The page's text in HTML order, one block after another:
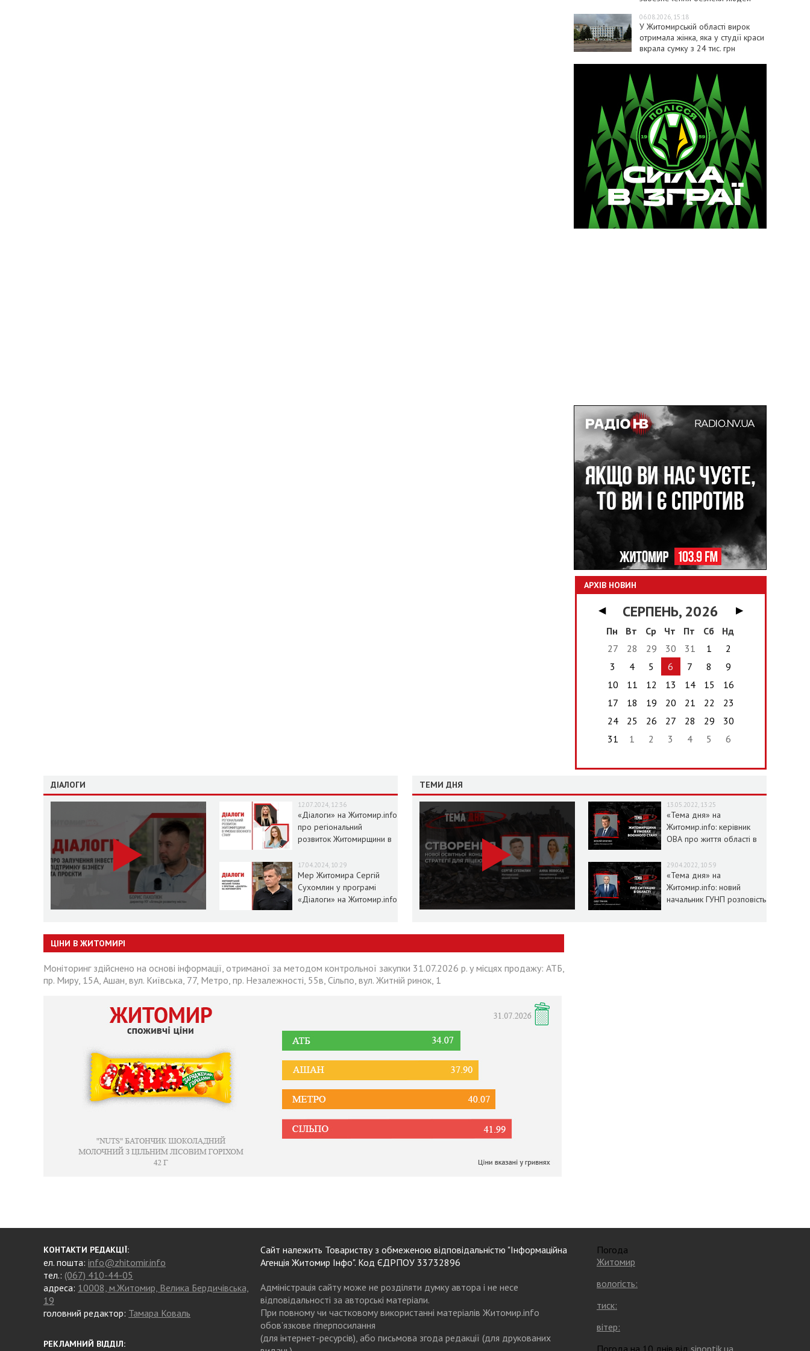
06.08.2026, 15:18
У Житомирській області вирок
отримала жінка, яка у студії краси
вкрала сумку з 24 тис. грн
АРХІВ НОВИН
◀ СЕРПЕНЬ, 2026
▶
Пн
Вт Ср Чт Пт Сб
Нд
27
28 29 30 31 1
2
3
4 5 6 7 8
9
10
11 12 13 14 15
16
17
18 19 20 21 22
23
24
25 26 27 28 29
30
31
1 2 3 4 5 6
ДІАЛОГИ
12.07.2024, 12:36
«Діалоги» на Житомир.info
про регіональний
розвиток Житомирщини в
17.04.2024, 10:29
Мер Житомира Сергій
Сухомлин у програмі
«Діалоги» на Житомир.info
ТЕМИ ДНЯ
13.05.2022, 13:25
«Тема дня» на
Житомир.info: керівник
ОВА про життя області в
29.04.2022, 10:59
«Тема дня» на
Житомир.info: новий
начальник ГУНП розповість
ЦІНИ В ЖИТОМИРІ
Моніторинг здійснено на основі інформації, отриманої за методом контрольної закупки 31.07.2026 р. у місцях продажу: АТБ,
пр. Миру, 15А, Ашан, вул. Київська, 77, Метро, пр. Незалежності, 55в, Сільпо, вул. Житній ринок, 1
КОНТАКТИ РЕДАКЦІЇ:
ел. пошта: info@zhitomir.info
тел.: (067) 410-44-05
адреса: 10008, м.Житомир, Велика Бердичівська,
19
головний редактор: Тамара Коваль
РЕКЛАМНИЙ ВІДДІЛ:
Сайт належить Товариству з обмеженою відповідальністю "Інформаційна
Агенція Житомир Інфо". Код ЄДРПОУ 33732896
Адміністрація сайту може не розділяти думку автора і не несе
відповідальності за авторські матеріали.
При повному чи частковому використанні матеріалів Житомир.info
обов’язкове гіперпосилання
(для інтернет-ресурсів), або письмова згода редакції (для друкованих
Погода
Житомир
вологість:
тиск:
вітер:
Погода на 10 днів від sinoptik.ua